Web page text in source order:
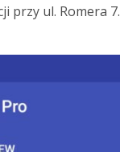
przy ul. Romera 7.